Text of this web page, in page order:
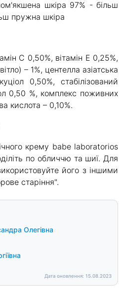
шкіра 97% - більш
пружна шкіра
С 0,50%, вітамін Е 0,25%,
– 1%, центелла азіатська
0,50%, стабілізований
0,50 %, комплекс поживних
кислота – 0,10%.
крему babe laboratorios
по обличчю та шиї. Для
його з іншими
старіння".
Олегівна
Дата оновлення: 15.08.2023